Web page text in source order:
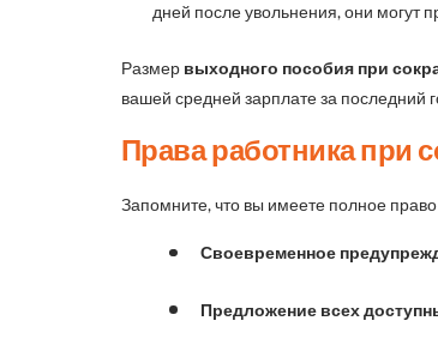
дней после увольнения, они могут
Размер выходного пособия при
вашей средней зарплате за последний
Права работника при
Запомните, что вы имеете полное
Своевременное
Предложение всех